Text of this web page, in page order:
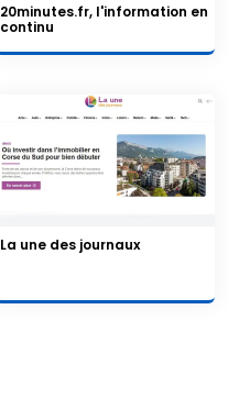
20minutes.fr, l'information en
continu
La une des journaux